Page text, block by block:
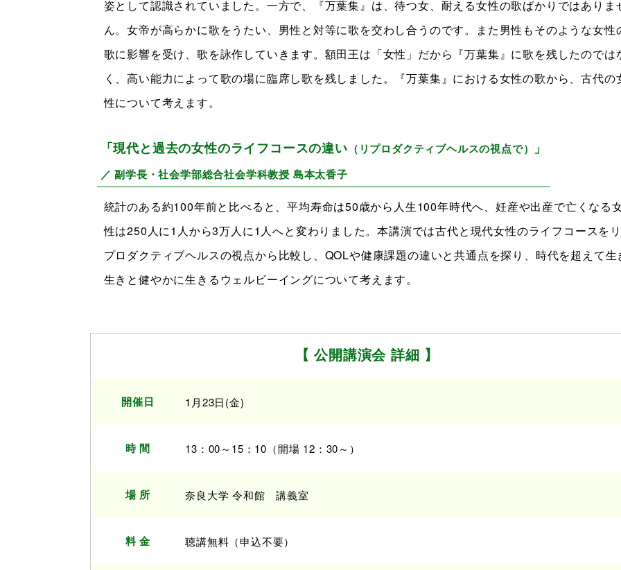
姿として認識されていました。一方で、『万葉集』は、待つ女、耐える女性の歌ばかりではありま
ん。女帝が高らかに歌をうたい、男性と対等に歌を交わし合うのです。また男性もそのような女性
歌に影響を受け、歌を詠作していきます。額田王は「女性」だから『万葉集』に歌を残したのでは
く、高い能力によって歌の場に臨席し歌を残しました。『万葉集』における女性の歌から、古代の
性について考えます。
「現代と過去の女性のライフコースの違い （リプロダクティブヘルスの視点で） 」
／ 副学長・社会学部総合社会学科教授 島本太香子
統計のある約100年前と比べると、平均寿命は50歳から人生100年時代へ、妊産や出産で亡くなる
性は250人に1人から3万人に1人へと変わりました。本講演では古代と現代女性のライフコースを
プロダクティブヘルスの視点から比較し、QOLや健康課題の違いと共通点を探り、時代を超えて生
生きと健やかに生きるウェルビーイングについて考えます。
【 公開講演会 詳細 】
開催日 1月23日(金)
時 間 13：00～15：10（開場 12：30～）
場 所 奈良大学 令和館 講義室
料 金 聴講無料（申込不要）